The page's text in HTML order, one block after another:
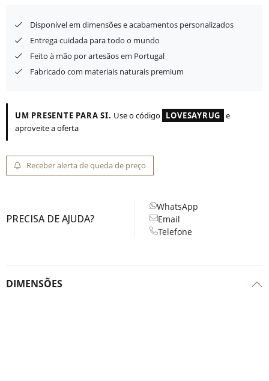
Disponível em dimensões e acabamentos personalizados
Entrega cuidada para todo o mundo
Feito à mão por artesãos em Portugal
Fabricado com materiais naturais premium
UM PRESENTE PARA SI. Use o código LOVESAYRUG e
aproveite a oferta
Receber alerta de queda de preço
PRECISA DE AJUDA?
WhatsApp
Email
Telefone
DIMENSÕES